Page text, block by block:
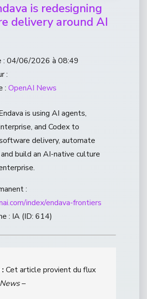
is redesigning
delivery around AI
: 04/06/2026 à 08:49
:
: OpenAI News
is using AI agents,
and Codex to
delivery, automate
build an AI-native culture
:
index/endava-frontiers
: IA (ID: 614)
Cet article provient du flux
–